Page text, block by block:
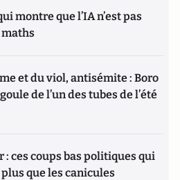
montre que l’IA n’est pas
maths
et du viol, antisémite : Boro
de l’un des tubes de l’été
ces coups bas politiques qui
que les canicules